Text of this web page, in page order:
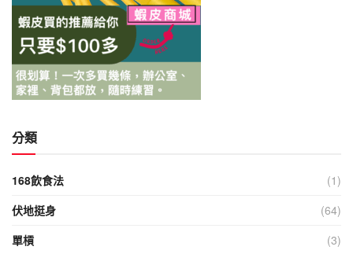
分類
168飲食法
(1)
伏地挺身
(64)
單槓
(3)